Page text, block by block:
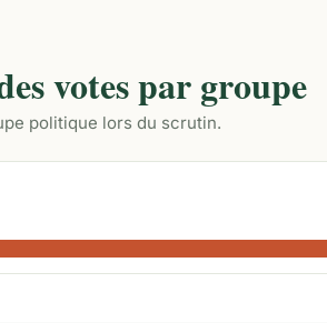
votes par groupe
politique lors du scrutin.